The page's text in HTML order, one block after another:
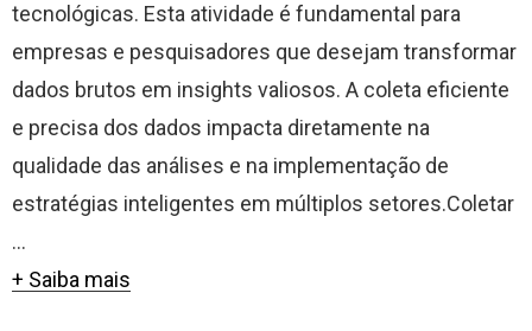
tecnológicas. Esta atividade é fundamental para
empresas e pesquisadores que desejam transformar
dados brutos em insights valiosos. A coleta eficiente
e precisa dos dados impacta diretamente na
qualidade das análises e na implementação de
estratégias inteligentes em múltiplos setores.Coletar
...
+ Saiba mais